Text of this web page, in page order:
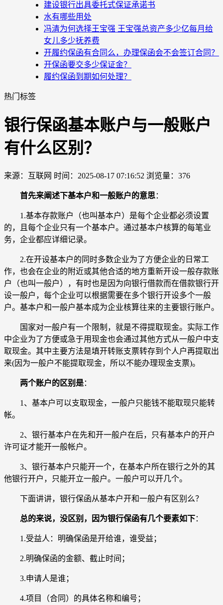
建设银行出具委托式保证承诺书
水有哪些用处
冯清为何选择王宝强 王宝强总资产多少亿每月给
女儿多少抚养费
开履约保函有合同么，办理保函会不会签订合同？
开保函要交多少保证金？
履约保函到期如何处理？
热门标签
银行保函基本账户与一般账户
有什么区别？
来源：互联网 时间：2025-08-17 07:16:52 浏览量：376
首先来阐述下基本户和一般账户的意思：
1.基本存款账户（也叫基本户）是每个企业都必须设置
的，且每个企业只有一个基本户。通过基本户核算的每笔业
务，企业都应详细记录。
2.在开设基本户的同时多数企业为了方便企业的日常工
作，也会在企业的附近或其他合适的地方重新开设一般存款账
户（也叫一般户），有时也是因为向银行借款而在借款银行开
设一般户，每个企业可以根据需要在多个银行开设多个一般
户。基本户和一般户基本成为企业核算往来的主要银行账户。
国家对一般户有一个限制，就是不得提取现金。实际工作
中企业为了方便或急于用现金也会通过其他方式从一般户中支
取现金。其中主要方法是填开转账支票转存到个人户再提取出
来(因为一般户不能提取现金，所以不能办理现金支票)。
两个账户的区别是：
1、基本户可以支取现金，一般户只能钱不能取现只能转
帐。
2、银行基本户在先和开一般户在后，只有基本户的开户
许可证才能开一般帐户。
3、银行基本户只能开一个，在基本户所在银行之外的其
他银行开户，只能开立一般户。一般户可以开几个。
下面讲讲，银行保函从基本户开和一般户有区别么？
总的来说，没区别，因为银行保函有几个要素如下：
1.受益人：明确保函是开给谁，谁受益；
2.明确保函的金额、截止时间；
3.申请人是谁；
4.项目（合同）的具体名称和编号；